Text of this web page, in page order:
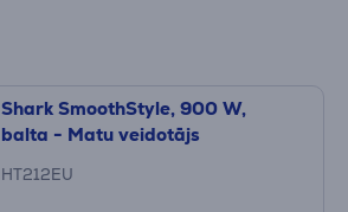
Shark SmoothStyle, 900 W,
balta - Matu veidotājs
HT212EU